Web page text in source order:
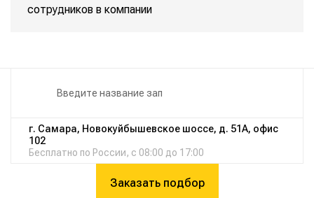
сотрудников в компании
г. Самара, Новокуйбышевское шоссе, д. 51А, офис
102
Бесплатно по России, с 08:00 до 17:00
Заказать подбор